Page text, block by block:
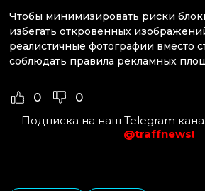
Чтобы минимизировать риски
избегать откровенных
реалистичные фотографии вместо
соблюдать правила рекламных
0 0
Подписка на наш Telegram
@traffnews!